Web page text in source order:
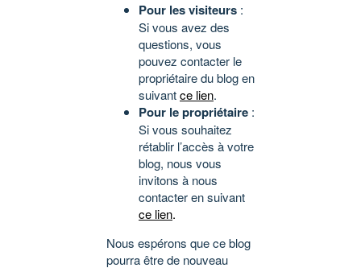
Pour les visiteurs :
Si vous avez des
questions, vous
pouvez contacter le
propriétaire du blog en
suivantce lien.
Pour le propriétaire :
Si vous souhaitez
rétablir l’accès à votre
blog, nous vous
invitons à nous
contacter en suivant
ce lien.
Nous espérons que ce blog
pourra être de nouveau